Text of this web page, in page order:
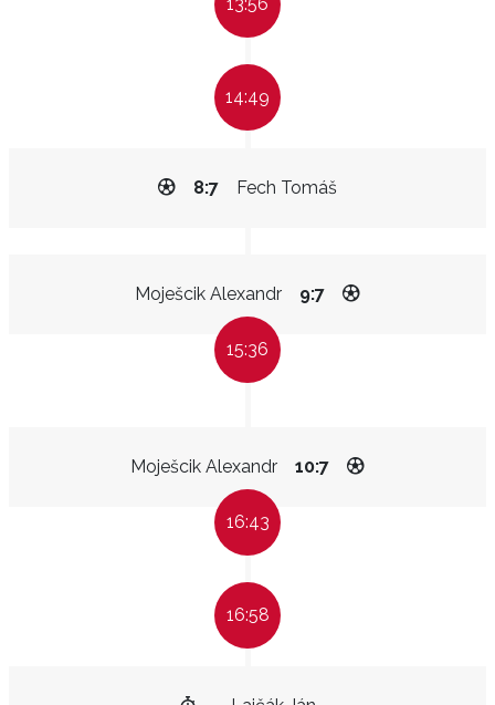
14:49
Fech Tomáš
8:7
Moješcik Alexandr 9:7
15:36
Moješcik Alexandr 10:7
16:43
16:58